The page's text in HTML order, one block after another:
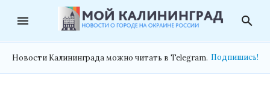
menu search
Новости Калининграда можно читать в Telegram. Подпишись!